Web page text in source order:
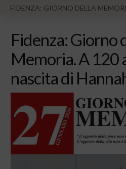
FIDENZA: GIORNO DELLA
Fidenza: Giorno
Memoria. A 120
nascita di